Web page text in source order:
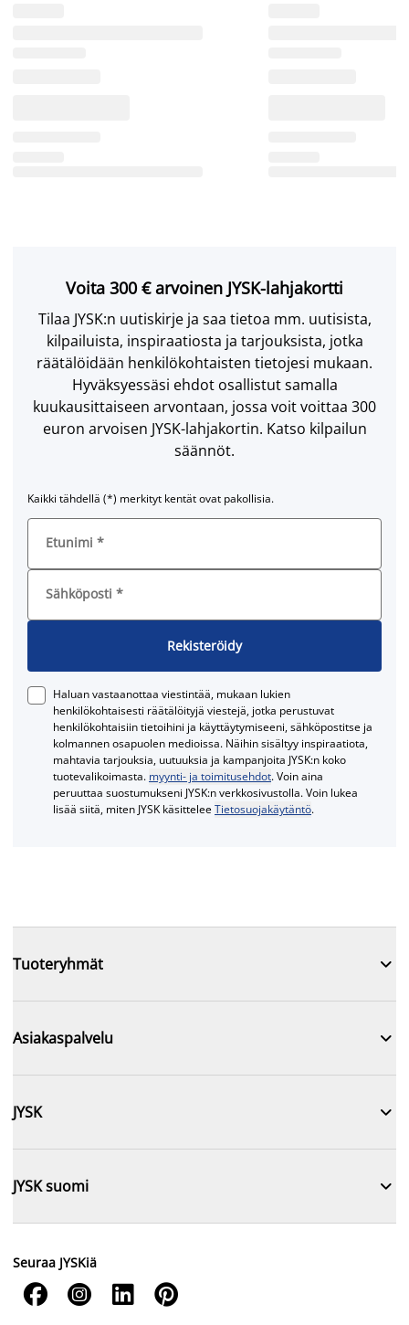
Voita 300 € arvoinen JYSK-lahjakortti
Tilaa JYSK:n uutiskirje ja saa tietoa mm. uutisista,
kilpailuista, inspiraatiosta ja tarjouksista, jotka
räätälöidään henkilökohtaisten tietojesi mukaan.
Hyväksyessäsi ehdot osallistut samalla
kuukausittaiseen arvontaan, jossa voit voittaa 300
euron arvoisen JYSK-lahjakortin. Katso kilpailun
säännöt.
Kaikki tähdellä (*) merkityt kentät ovat pakollisia.
Etunimi *
Sähköposti *
Rekisteröidy
Haluan vastaanottaa viestintää, mukaan lukien
henkilökohtaisesti räätälöityjä viestejä, jotka perustuvat
henkilökohtaisiin tietoihini ja käyttäytymiseeni, sähköpostitse ja
kolmannen osapuolen medioissa. Näihin sisältyy inspiraatiota,
mahtavia tarjouksia, uutuuksia ja kampanjoita JYSK:n koko
tuotevalikoimasta. myynti- ja toimitusehdot. Voin aina
peruuttaa suostumukseni JYSK:n verkkosivustolla. Voin lukea
lisää siitä, miten JYSK käsitteleeTietosuojakäytäntö.
Tuoteryhmät 
Asiakaspalvelu 
JYSK 
JYSK suomi 
Seuraa JYSKiä
   